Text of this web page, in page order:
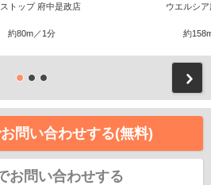
ストップ 府中是政店
約80m／1分
ウエルシ
約
問い合わせする(無料)
お問い合わせする